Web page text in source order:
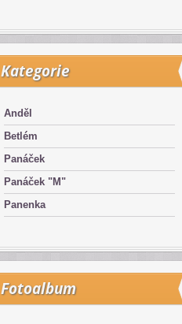
Kategorie
Anděl
Betlém
Panáček
Panáček "M"
Panenka
Fotoalbum